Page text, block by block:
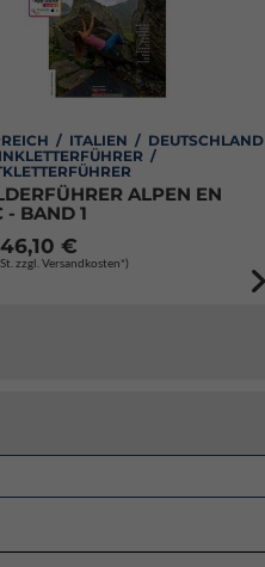
/ ITALIEN / DEUTSCHLAND
/
ALPEN EN
- BAND 1
46,10 €
zzgl. Versandkosten*)